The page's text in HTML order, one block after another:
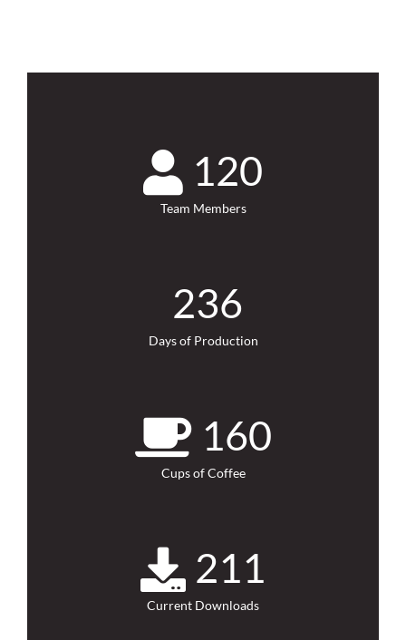
120
Team Members
236
Days of Production
160
Cups of Coffee
211
Current Downloads